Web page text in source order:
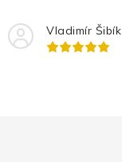
Vladimír Šibík